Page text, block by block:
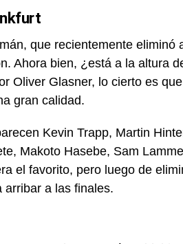
que recientemente
Ahora bien, ¿está a la altura
Oliver Glasner, lo cierto es
gran calidad.
Kevin Trapp, Martin
Makoto Hasebe, Sam
el favorito, pero luego de
arribar a las finales.